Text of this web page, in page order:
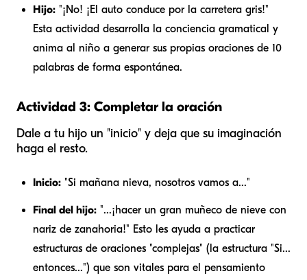
Hijo: "¡No! ¡El auto conduce por la carretera gris!"
Esta actividad desarrolla la conciencia gramatical y
anima al niño a generar sus propias oraciones de 10
palabras de forma espontánea.
Actividad 3: Completar la oración
Dale a tu hijo un "inicio" y deja que su imaginación
haga el resto.
Inicio: "Si mañana nieva, nosotros vamos a..."
Final del hijo: "...¡hacer un gran muñeco de nieve con
nariz de zanahoria!" Esto les ayuda a practicar
estructuras de oraciones "complejas" (la estructura "Si...
entonces...") que son vitales para el pensamiento